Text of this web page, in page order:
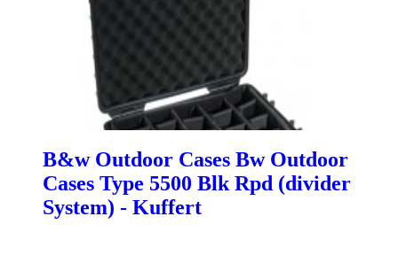
B&w Outdoor Cases Bw Outdoor
Cases Type 5500 Blk Rpd (divider
System) - Kuffert